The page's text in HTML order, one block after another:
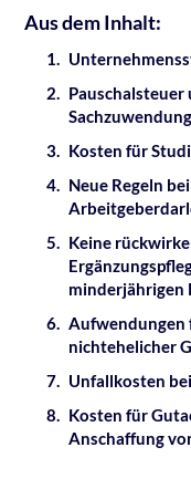
Aus dem Inhalt:
Pauschalsteuer
Kosten für
Neue Regeln
Keine
minderjährigen
Aufwendungen
nichtehelicher
Unfallkosten
Kosten für
Anschaffung